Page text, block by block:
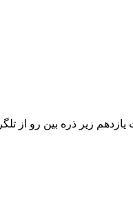
زیر ذره بین رو از